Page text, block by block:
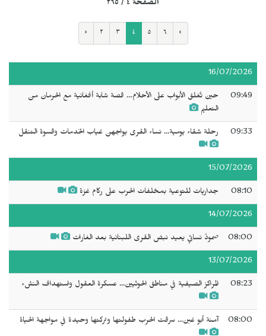
الصفحة ٤ / ٢٩٥
‹ ٢ ٣ ٤ ٥ ٦ ›
16/07/2026
09:49
حين تُغلق الأبواب على الأحلام… قصة شابة أفغانية مع الحرمان من
التعليم
09:33 رحلة شقاء يومية... نساء القرى يواجهن غياب الخدمات وقسوة التنقل
15/07/2026
08:10 جداريات للتوعية بمخلفات الحرب على ركام غزة
14/07/2026
08:00 صمودٌ نسائي يعيد نبض القرى اللبنانية بعد الغارات
13/07/2026
08:23 المراكز الصيفية في مناطق الحوثيين... عسكرة العقول واستهداف النشء
08:00 آمنة أبو غبن... سرقت الحرب طفولتها وتركتها وحيدة في مواجهة الحياة